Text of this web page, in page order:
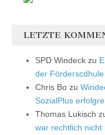
LETZTE
SPD Windeck zu
der
Chris Bo zu
SozialPlus
Thomas Lukisch
war rechtlich nicht